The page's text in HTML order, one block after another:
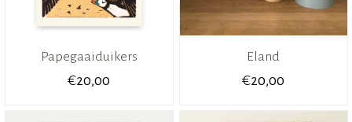
Papegaaiduikers
€20,00
Eland
€20,00